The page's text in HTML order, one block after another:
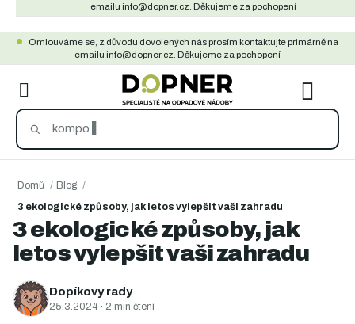
obsah
emailu info@dopner.cz. Děkujeme za pochopení
Omlouváme se, z důvodu dovolených nás prosím kontaktujte primárně na
emailu info@dopner.cz. Děkujeme za pochopení
KOŠÍK
Domů / Blog /
3 ekologické způsoby, jak letos vylepšit vaši zahradu
3 ekologické způsoby, jak
letos vylepšit vaši zahradu
Dopíkovy rady
25.3.2024 · 2 min čtení